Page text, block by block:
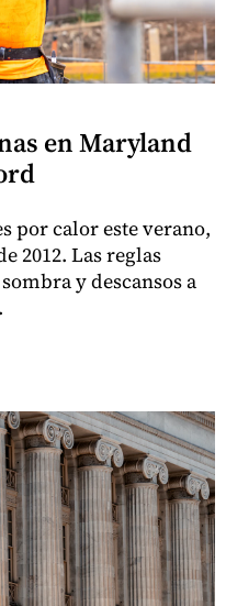
en Maryland
por calor este verano,
2012. Las reglas
y descansos a